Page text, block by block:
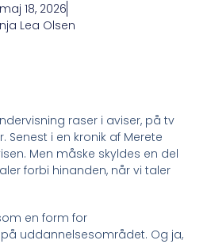
maj 18, 2026
Lea Olsen
raser i aviser, på tv
i en kronik af Merete
Men måske skyldes en del
forbi hinanden, når vi taler
en form for
uddannelsesområdet. Og ja,